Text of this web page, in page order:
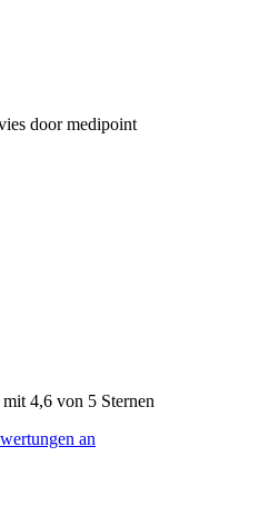
door medipoint
4,6 von 5 Sternen
an